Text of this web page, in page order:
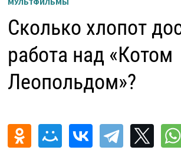
Сколько хлопот
работа над «Котом
Леопольдом»?